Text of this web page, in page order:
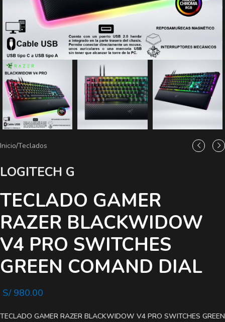
Inicio/Teclados
LOGITECH G
TECLADO GAMER
RAZER BLACKWIDOW
V4 PRO SWITCHES
GREEN COMAND DIAL
S/980.00
TECLADO GAMER RAZER BLACKWIDOW V4 PRO SWITCHES GREEN